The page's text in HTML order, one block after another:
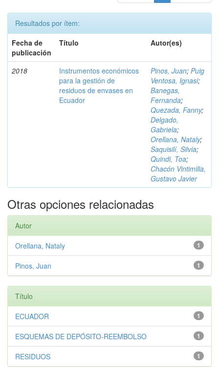
Resultados por ítem:
Fecha de
publicación
Título Autor(es)
2018
Instrumentos económicos
para la gestión de
residuos de envases en
Ecuador
Pinos, Juan; Puig
Ventosa, Ignasi;
Banegas,
Fernanda;
Quezada, Fanny;
Delgado,
Gabriela;
Orellana, Nataly;
Saquisilí, Silvia;
Quindi, Toa;
Chacón Vintimilla,
Gustavo Javier
Otras opciones relacionadas
Autor
1
Orellana, Nataly
1
Pinos, Juan
Título
1
ECUADOR
1
ESQUEMAS DE DEPÓSITO-REEMBOLSO
1
RESIDUOS